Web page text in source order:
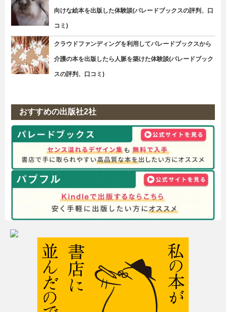
向けな絵本を出版した体験談(パレードブックスの評判、口
コミ)
クラウドファンディングを利用してパレードブックスから
介護の本を出版したら人脈を築けた体験談(パレードブック
スの評判、口コミ)
おすすめの出版社2社